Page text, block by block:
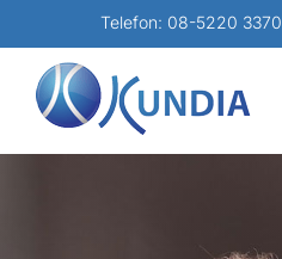
till
innehållet
Telefon: 08-5220 3370